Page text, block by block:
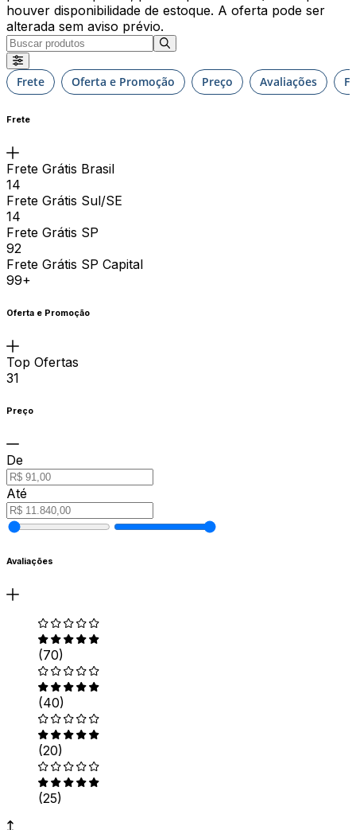
houver disponibilidade de estoque. A oferta pode ser
alterada sem aviso prévio.
Frete Oferta e Promoção Preço Avaliações
Frete
Frete Grátis Brasil
14
Frete Grátis Sul/SE
14
Frete Grátis SP
92
Frete Grátis SP Capital
99+
Oferta e Promoção
Top Ofertas
31
Preço
De
Até
Avaliações
(70)
(40)
(20)
(25)